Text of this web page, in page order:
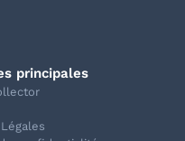
principales